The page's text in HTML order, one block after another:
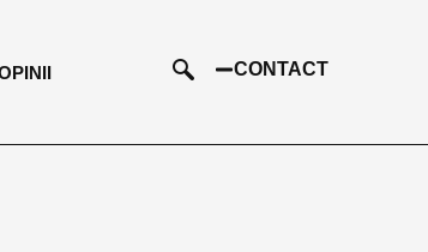
CONTACT